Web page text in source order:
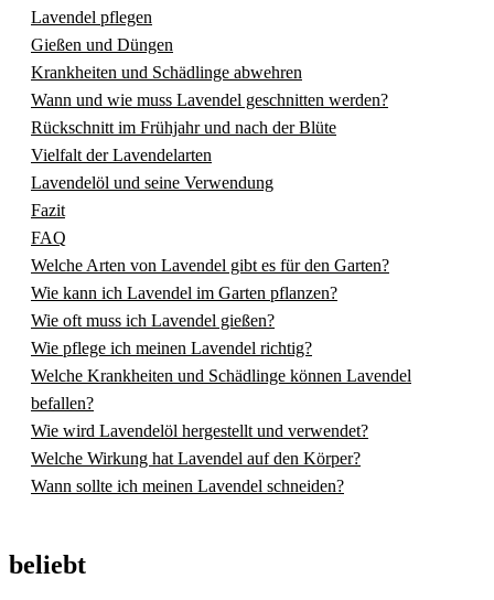
Lavendel pflegen
Gießen und Düngen
Krankheiten und Schädlinge abwehren
Wann und wie muss Lavendel geschnitten werden?
Rückschnitt im Frühjahr und nach der Blüte
Vielfalt der Lavendelarten
Lavendelöl und seine Verwendung
Fazit
FAQ
Welche Arten von Lavendel gibt es für den Garten?
Wie kann ich Lavendel im Garten pflanzen?
Wie oft muss ich Lavendel gießen?
Wie pflege ich meinen Lavendel richtig?
Welche Krankheiten und Schädlinge können Lavendel
befallen?
Wie wird Lavendelöl hergestellt und verwendet?
Welche Wirkung hat Lavendel auf den Körper?
Wann sollte ich meinen Lavendel schneiden?
beliebt